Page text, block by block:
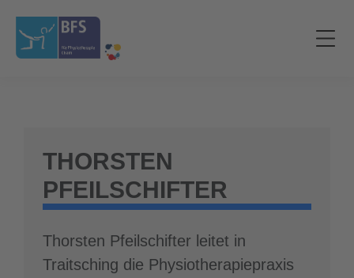
THORSTEN
PFEILSCHIFTER
Thorsten Pfeilschifter leitet in
Traitsching die Physiotherapiepraxis